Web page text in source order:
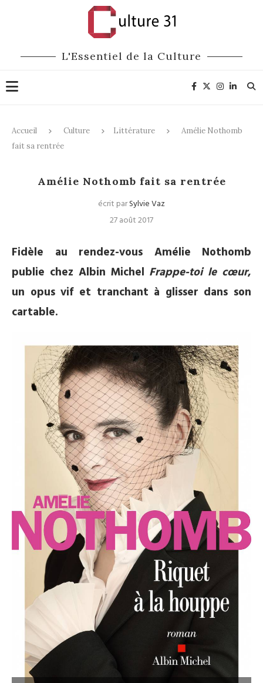
L'Essentiel de la Culture
Accueil Culture Littérature
Amélie Nothomb
fait sa rentrée
Amélie Nothomb fait sa rentrée
écrit parSylvie Vaz
27 août 2017
Fidèle au rendez-vous Amélie Nothomb
publie chez Albin Michel Frappe-toi le cœur,
un opus vif et tranchant à glisser dans son
cartable.